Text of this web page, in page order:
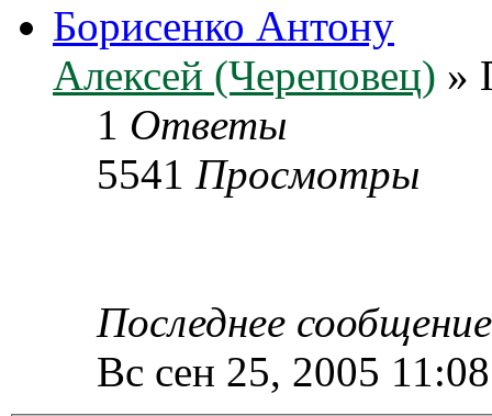
Борисенко Антону
Алексей (Череповец) »
1 Ответы
5541 Просмотры
Последнее
Вс сен 25, 2005